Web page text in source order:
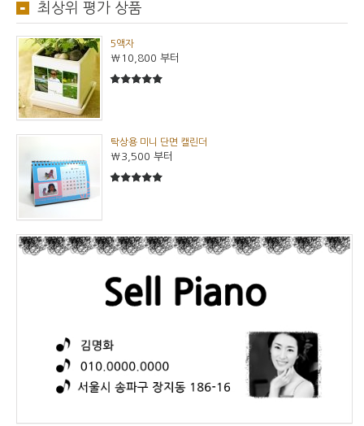
최상위 평가 상품
5액자
₩10,800 부터
탁상용 미니 단면 캘린더
₩3,500 부터